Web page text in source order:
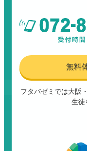
無料
フタバゼミでは大阪
生徒